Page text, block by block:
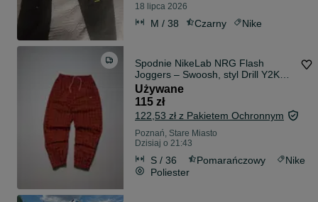
18 lipca 2026
M / 38 Czarny Nike
Spodnie NikeLab NRG Flash
Joggers – Swoosh, styl Drill Y2K
Streetwear
Używane
115 zł
122,53 zł z Pakietem Ochronnym
Poznań, Stare Miasto
Dzisiaj o 21:43
S / 36 Pomarańczowy
Nike
Poliester